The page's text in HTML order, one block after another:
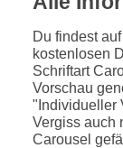
Du findest
kostenlosen
Schriftart
Vorschau
"Individueller
Vergiss auch
Carousel